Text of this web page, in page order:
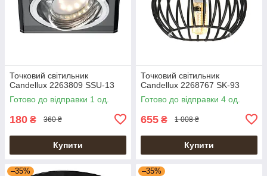
Точковий світильник
Candellux 2263809 SSU-13
Готово до відправки 1 од.
180 ₴ 360 ₴
Купити
Точковий світильник
Candellux 2268767 SK-93
Готово до відправки 4 од.
655 ₴ 1 008 ₴
Купити
–35% –35%